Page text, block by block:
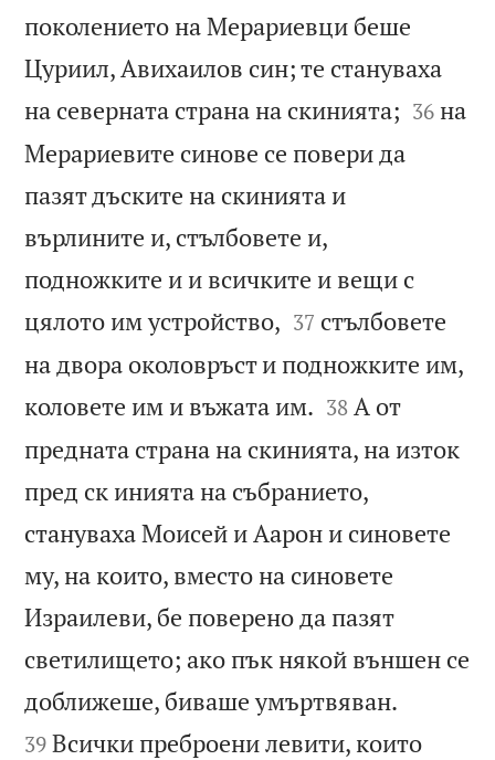
поколението на Мерариевци беше
Цуриил, Авихаилов син; те стануваха
на северната страна на скинията; 

36 на
Мерариевите синове се повери да
пазят дъските на скинията и
върлините и, стълбовете и,
подножките и и всичките и вещи с
цялото им устройство, 

37 стълбовете
на двора околовръст и подножките им,
коловете им и въжата им. 

38 А от
предната страна на скинията, на изток
пред ск инията на събранието,
стануваха Моисей и Аарон и синовете
му, на които, вместо на синовете
Израилеви, бе поверено да пазят
светилището; ако пък някой външен се
доближеше, биваше умъртвяван.
39 Всички преброени левити, които